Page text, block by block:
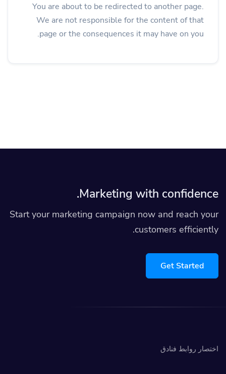
You are about to be redirected to another page.
We are not responsible for the content of that
page or the consequences it may have on you.
Marketing with confidence.
Start your marketing campaign now and reach your
customers efficiently.
Get Started
اختصار روابط فنادق